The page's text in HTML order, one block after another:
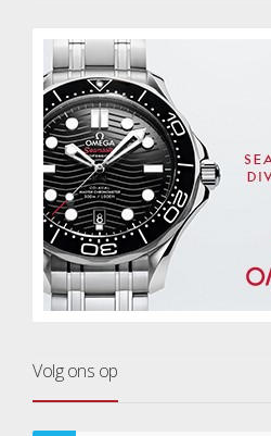
Volg ons op